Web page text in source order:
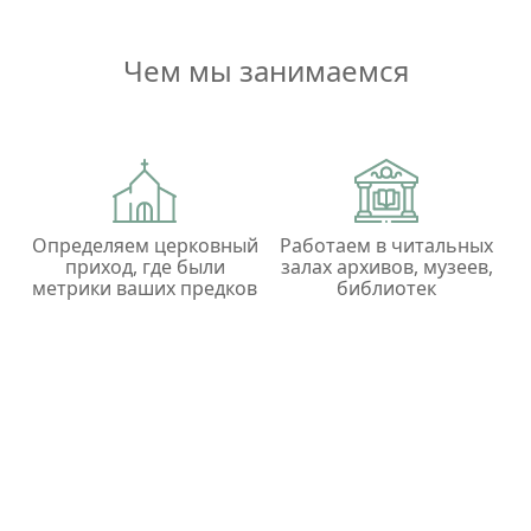
Чем мы занимаемся
Определяем церковный
приход, где были
метрики ваших предков
Работаем в читальных
залах архивов, музеев,
библиотек